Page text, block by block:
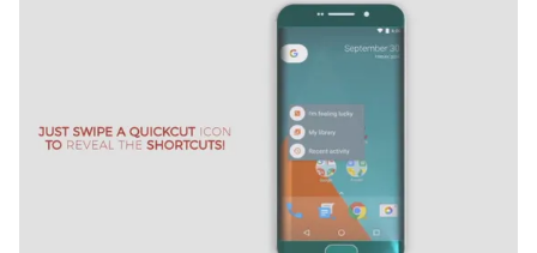
Học trực tuyến
Hitech Công nghệ tương lai